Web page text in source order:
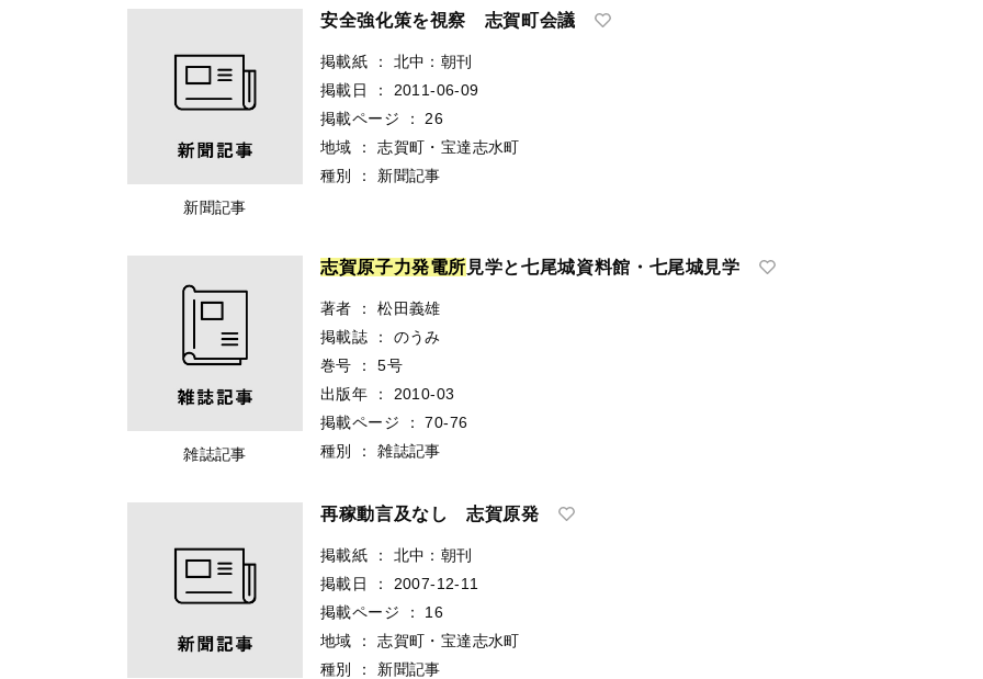
新聞記事
安全強化策を視察 志賀町会議
掲載紙 ：
北中：朝刊
掲載日
：
2011-06-09
掲載ページ
：
26
地域
：
志賀町・宝達志水町
種別
： 新聞記事
雑誌記事
志賀原子力発電所 見学と七尾城資料館・七尾城見学
著者 ：
松田義雄
掲載誌
：
のうみ
巻号
：
5号
出版年
：
2010-03
掲載ページ
：
70-76
種別
： 雑誌記事
再稼動言及なし 志賀原発
掲載紙 ：
北中：朝刊
掲載日
：
2007-12-11
掲載ページ
：
16
地域
：
志賀町・宝達志水町
種別
： 新聞記事